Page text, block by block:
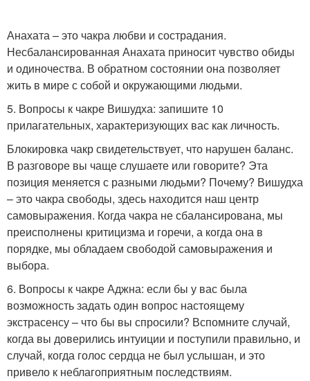
Анахата – это чакра любви и сострадания.
Несбалансированная Анахата приносит чувство обиды
и одиночества. В обратном состоянии она позволяет
жить в мире с собой и окружающими людьми.
5. Вопросы к чакре Вишудха: запишите 10
прилагательных, характеризующих вас как личность.
Блокировка чакр свидетельствует, что нарушен баланс.
В разговоре вы чаще слушаете или говорите? Эта
позиция меняется с разными людьми? Почему? Вишудха
– это чакра свободы, здесь находится наш центр
самовыражения. Когда чакра не сбалансирована, мы
преисполнены критицизма и горечи, а когда она в
порядке, мы обладаем свободой самовыражения и
выбора.
6. Вопросы к чакре Аджна: если бы у вас была
возможность задать один вопрос настоящему
экстрасенсу – что бы вы спросили? Вспомните случай,
когда вы доверились интуиции и поступили правильно, и
случай, когда голос сердца не был услышан, и это
привело к неблагоприятным последствиям.